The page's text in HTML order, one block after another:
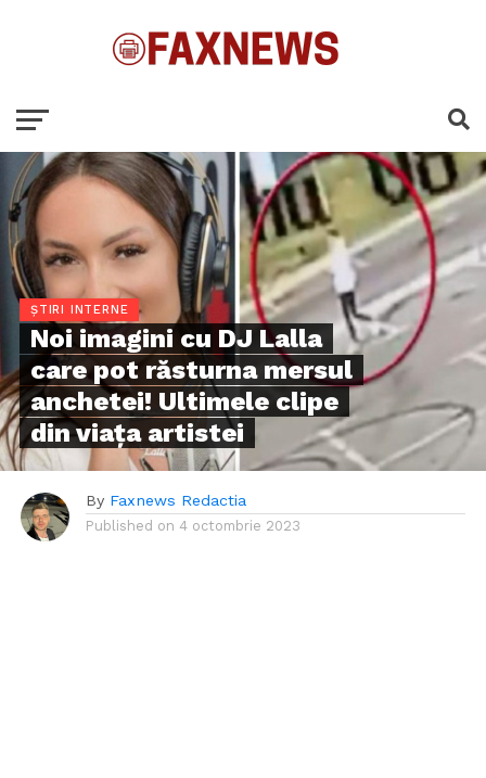
ȘTIRI INTERNE
Noi imagini cu DJ Lalla
care pot răsturna mersul
anchetei! Ultimele clipe
din viața artistei
By Faxnews Redactia
Published on 4 octombrie 2023